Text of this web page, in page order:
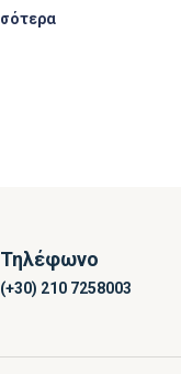
Τηλέφωνο
(+30) 210 7258003